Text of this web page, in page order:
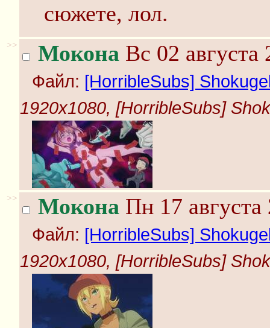
сюжете, лол.
>> Мокона Вс 02
Файл: [HorribleSubs]
1920x1080, [HorribleSubs]
>> Мокона Пн 17
Файл: [HorribleSubs]
1920x1080, [HorribleSubs]